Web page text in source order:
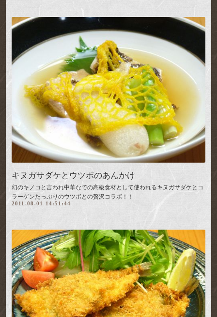
キヌガサダケとウツボのあんかけ
幻のキノコと言われ中華なでの高級食材として使われるキヌガサダケとコ
ラーゲンたっぷりのウツボとの贅沢コラボ！！
2011-08-01 14:51:44